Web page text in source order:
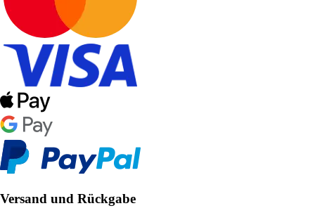
Versand und Rückgabe